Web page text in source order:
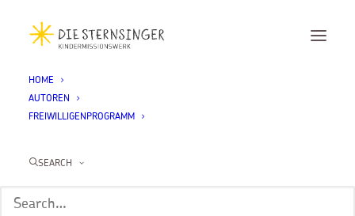
HOME
AUTOREN
FREIWILLIGENPROGRAMM
SEARCH
Miriam Matzick